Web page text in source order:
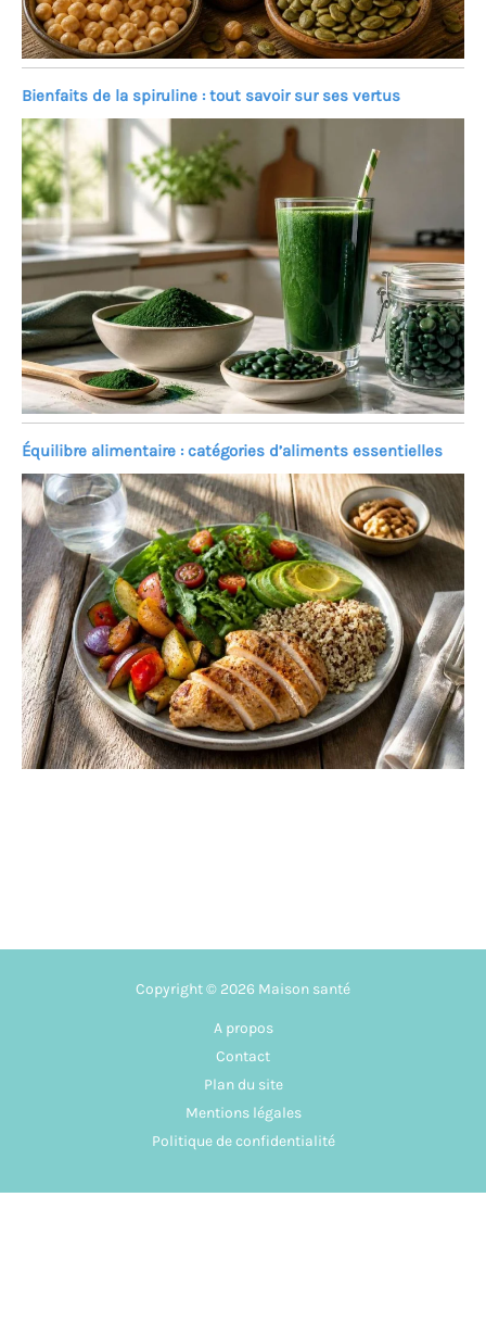
Bienfaits de la spiruline : tout savoir sur ses vertus
Équilibre alimentaire : catégories d’aliments essentielles
Copyright © 2026 Maison santé
A propos
Contact
Plan du site
Mentions légales
Politique de confidentialité